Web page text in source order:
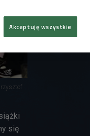
się
Akceptuję wszystkie